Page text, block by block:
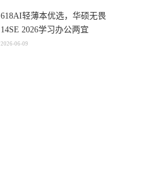
618AI轻薄本优选，华硕无畏
14SE 2026学习办公两宜
2026-06-09